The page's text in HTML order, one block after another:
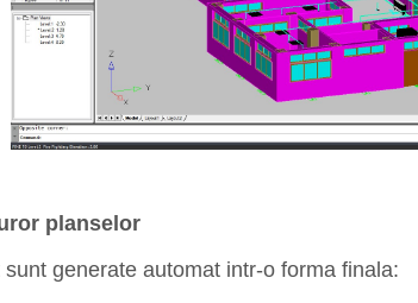
planselor
generate automat intr-o forma finala: